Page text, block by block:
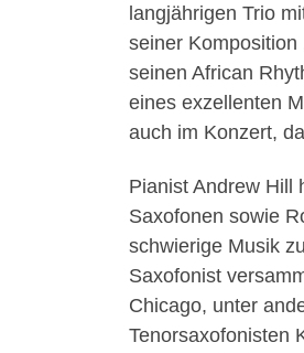
langjährigen Trio
seiner Komposition
seinen African
eines exzellenten
auch im Konzert,
Pianist Andrew Hill
Saxofonen sowie
schwierige Musik
Saxofonist
Chicago, unter
Tenorsaxofonisten